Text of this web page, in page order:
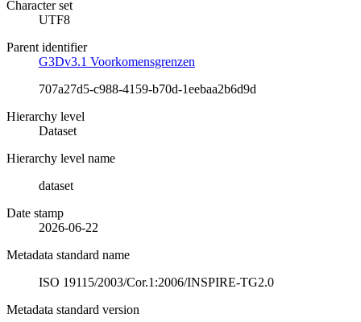
Character set
UTF8
Parent identifier
G3Dv3.1 Voorkomensgrenzen
707a27d5-c988-4159-b70d-1eebaa2b6d9d
Hierarchy level
Dataset
Hierarchy level name
dataset
Date stamp
2026-06-22
Metadata standard name
ISO 19115/2003/Cor.1:2006/INSPIRE-TG2.0
Metadata standard version